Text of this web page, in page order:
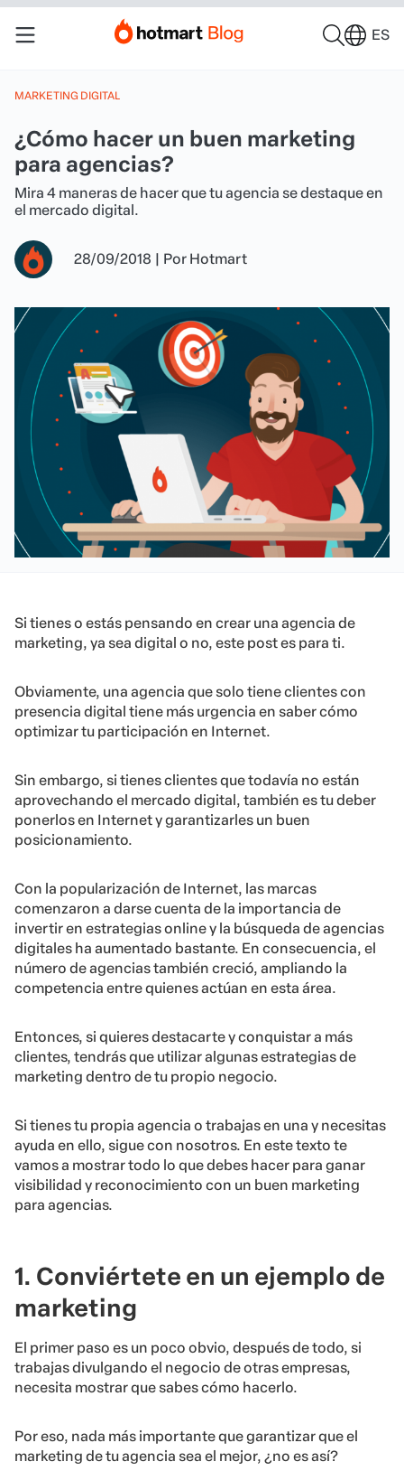
ES
MARKETING DIGITAL
¿Cómo hacer un buen marketing
para agencias?
Mira 4 maneras de hacer que tu agencia se destaque en
el mercado digital.
28/09/2018 | Por Hotmart
Si tienes o estás pensando en crear una agencia de
marketing, ya sea digital o no, este post es para ti.
Obviamente, una agencia que solo tiene clientes con
presencia digital tiene más urgencia en saber cómo
optimizar tu participación en Internet.
Sin embargo, si tienes clientes que todavía no están
aprovechando el mercado digital, también es tu deber
ponerlos en Internet y garantizarles un buen
posicionamiento.
Con la popularización de Internet, las marcas
comenzaron a darse cuenta de la importancia de
invertir en estrategias online y la búsqueda de agencias
digitales ha aumentado bastante. En consecuencia, el
número de agencias también creció, ampliando la
competencia entre quienes actúan en esta área.
Entonces, si quieres destacarte y conquistar a más
clientes, tendrás que utilizar algunas estrategias de
marketing dentro de tu propio negocio.
Si tienes tu propia agencia o trabajas en una y necesitas
ayuda en ello, sigue con nosotros. En este texto te
vamos a mostrar todo lo que debes hacer para ganar
visibilidad y reconocimiento con un buen marketing
para agencias.
1. Conviértete en un ejemplo de
marketing
El primer paso es un poco obvio, después de todo, si
trabajas divulgando el negocio de otras empresas,
necesita mostrar que sabes cómo hacerlo.
Por eso, nada más importante que garantizar que el
marketing de tu agencia sea el mejor, ¿no es así?